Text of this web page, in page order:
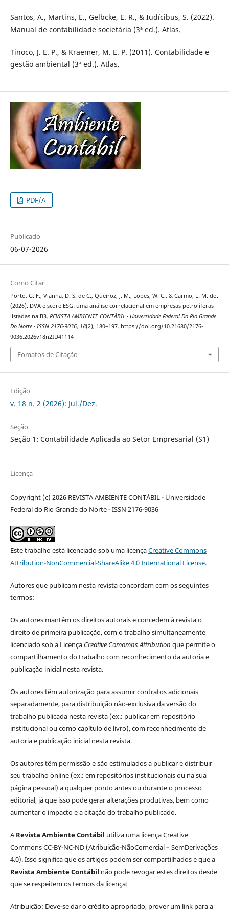
Santos, A., Martins, E., Gelbcke, E. R., & Iudícibus, S. (2022).
Manual de contabilidade societária (3ª ed.). Atlas.
Tinoco, J. E. P., & Kraemer, M. E. P. (2011). Contabilidade e
gestão ambiental (3ª ed.). Atlas.
PDF/A
Publicado
06-07-2026
Como Citar
Porto, G. F., Vianna, D. S. de C., Queiroz, J. M., Lopes, W. C., & Carmo, L. M. do.
(2026). DVA e score ESG: uma análise correlacional em empresas petrolíferas
listadas na B3. REVISTA AMBIENTE CONTÁBIL - Universidade Federal Do Rio Grande
Do Norte - ISSN 2176-9036, 18(2), 180–197. https://doi.org/10.21680/2176-
9036.2026v18n2ID41114
Fomatos de Citação
Edição
v. 18 n. 2 (2026): Jul./Dez.
Seção
Seção 1: Contabilidade Aplicada ao Setor Empresarial (S1)
Licença
Copyright (c) 2026 REVISTA AMBIENTE CONTÁBIL - Universidade
Federal do Rio Grande do Norte - ISSN 2176-9036
Este trabalho está licenciado sob uma licençaCreative Commons
Attribution-NonCommercial-ShareAlike 4.0 International License.
Autores que publicam nesta revista concordam com os seguintes
termos:
Os autores mantêm os direitos autorais e concedem à revista o
direito de primeira publicação, com o trabalho simultaneamente
licenciado sob a Licença Creative Comomns Attribution que permite o
compartilhamento do trabalho com reconhecimento da autoria e
publicação inicial nesta revista.
Os autores têm autorização para assumir contratos adicionais
separadamente, para distribuição não-exclusiva da versão do
trabalho publicada nesta revista (ex.: publicar em repositório
institucional ou como capítulo de livro), com reconhecimento de
autoria e publicação inicial nesta revista.
Os autores têm permissão e são estimulados a publicar e distribuir
seu trabalho online (ex.: em repositórios institucionais ou na sua
página pessoal) a qualquer ponto antes ou durante o processo
editorial, já que isso pode gerar alterações produtivas, bem como
aumentar o impacto e a citação do trabalho publicado.
ARevista Ambiente Contábil utiliza uma licença Creative
Commons CC-BY-NC-ND (Atribuição-NãoComercial – SemDerivações
4.0). Isso significa que os artigos podem ser compartilhados e que a
Revista Ambiente Contábil não pode revogar estes direitos desde
que se respeitem os termos da licença:
Atribuição: Deve-se dar o crédito apropriado, prover um link para a